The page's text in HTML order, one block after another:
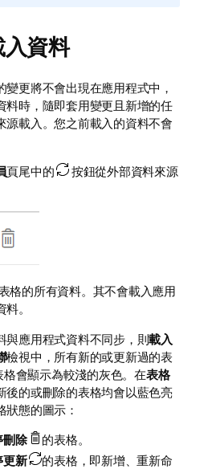
資料
變更將不會出現在應用程式中，
料時，隨即套用變更且新增的任
源載入。您之前載入的資料不會
頁尾中的
按鈕從外部資料來源
格的所有資料。其不會載入應用
。
與應用程式資料不同步，則載入
檢視中，所有新的或更新過的表
會顯示為較淺的灰色。在表格
後的或刪除的表格均會以藍色亮
態的圖示：
刪除
的表格。
更新
的表格，即新增、重新命